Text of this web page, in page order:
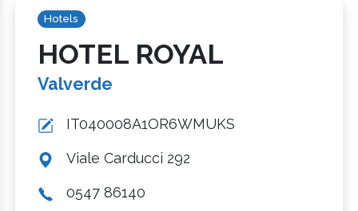
Hotels
HOTEL ROYAL
Valverde
IT040008A1OR6WMUKS
Viale Carducci 292
0547 86140